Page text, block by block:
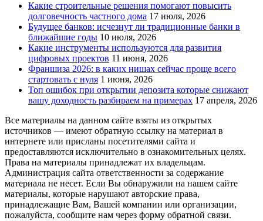
Какие строительные решения помогают повысить
долговечность частного дома 17 июля, 2026
Будущее банков: исчезнут ли традиционные банки в
ближайшие годы 10 июля, 2026
Какие инструменты используются для развития
цифровых проектов 11 июня, 2026
Франшиза 2026: в каких нишах сейчас проще всего
стартовать с нуля 1 июня, 2026
Топ ошибок при открытии депозита которые снижают
вашу доходность разбираем на примерах 17 апреля, 2026
Все материалы на данном сайте взяты из открытых
источников — имеют обратную ссылку на материал в
интернете или присланы посетителями сайта и
предоставляются исключительно в ознакомительных целях.
Права на материалы принадлежат их владельцам.
Администрация сайта ответственности за содержание
материала не несет. Если Вы обнаружили на нашем сайте
материалы, которые нарушают авторские права,
принадлежащие Вам, Вашей компании или организации,
пожалуйста, сообщите нам через форму обратной связи.